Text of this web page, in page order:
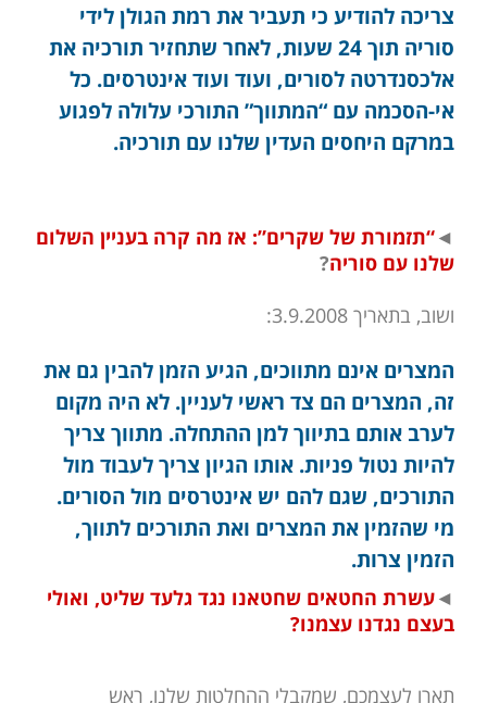
צריכה להודיע כי תעביר את רמת הגולן לידי
סוריה תוך 24 שעות, לאחר שתחזיר תורכיה את
אלכסנדרטה לסורים, ועוד ועוד אינטרסים. כל
אי-הסכמה עם “המתווך” התורכי עלולה לפגוע
במרקם היחסים העדין שלנו עם תורכיה.
◄“תזמורת של שקרים”: אז מה קרה בעניין השלום
שלנו עם סוריה?
ושוב, בתאריך 3.9.2008:
המצרים אינם מתווכים, הגיע הזמן להבין גם את
זה, המצרים הם צד ראשי לעניין. לא היה מקום
לערב אותם בתיווך למן ההתחלה. מתווך צריך
להיות נטול פניות. אותו הגיון צריך לעבוד מול
התורכים, שגם להם יש אינטרסים מול הסורים.
מי שהזמין את המצרים ואת התורכים לתווך,
הזמין צרות.
◄עשרת החטאים שחטאנו נגד גלעד שליט, ואולי
בעצם נגדנו עצמנו?
תארו לעצמכם, שמקבלי ההחלטות שלנו, ראש